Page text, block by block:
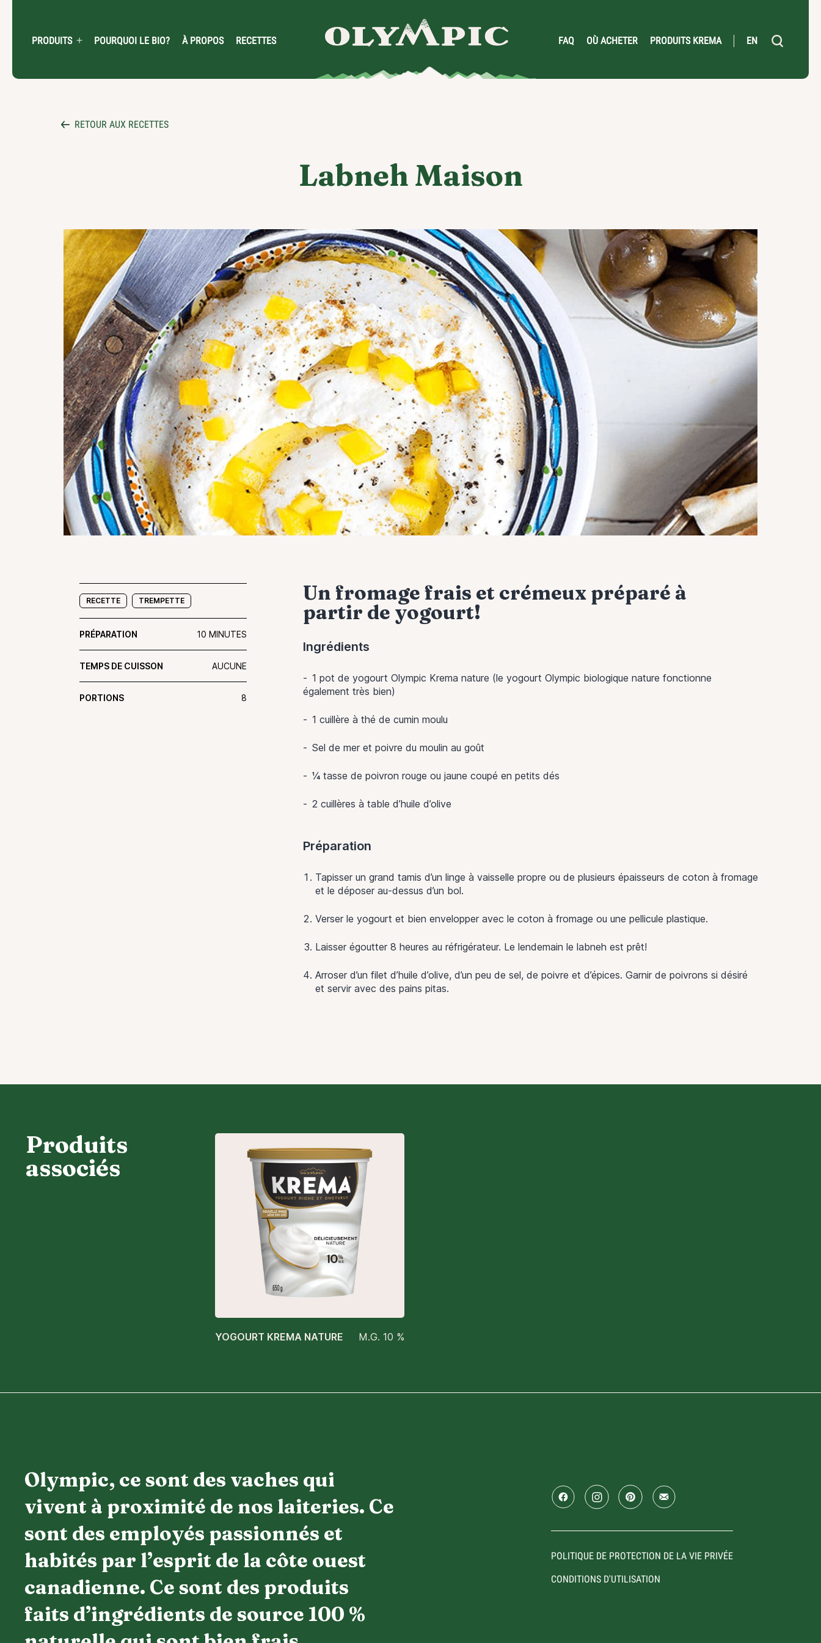
PRODUITS
Open
POURQUOI LE BIO? À PROPOS RECETTES FAQ OÙ ACHETER PRODUITS KREMA EN
RETOUR AUX RECETTES
Labneh Maison
RECETTE TREMPETTE
PRÉPARATION 10 MINUTES
TEMPS DE CUISSON AUCUNE
PORTIONS 8
Un fromage frais et crémeux préparé à
partir de yogourt!
Ingrédients
1 pot de yogourt Olympic Krema nature (le yogourt Olympic biologique nature fonctionne
également très bien)
1 cuillère à thé de cumin moulu
Sel de mer et poivre du moulin au goût
¼ tasse de poivron rouge ou jaune coupé en petits dés
2 cuillères à table d’huile d’olive
Préparation
Tapisser un grand tamis d’un linge à vaisselle propre ou de plusieurs épaisseurs de coton à fromage
et le déposer au-dessus d’un bol.
Verser le yogourt et bien envelopper avec le coton à fromage ou une pellicule plastique.
Laisser égoutter 8 heures au réfrigérateur. Le lendemain le labneh est prêt!
Arroser d’un filet d’huile d’olive, d’un peu de sel, de poivre et d’épices. Garnir de poivrons si désiré
et servir avec des pains pitas.
Produits
associés
YOGOURT KREMA NATURE M.G. 10 %
Olympic, ce sont des vaches qui
vivent à proximité de nos laiteries. Ce
sont des employés passionnés et
habités par l’esprit de la côte ouest
canadienne. Ce sont des produits
faits d’ingrédients de source 100 %
POLITIQUE DE PROTECTION DE LA VIE PRIVÉE
CONDITIONS D'UTILISATION